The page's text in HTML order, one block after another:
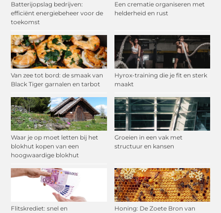
Batterijopslag bedrijven:
efficiënt energiebeheer voor de
toekomst
Een crematie organiseren met
helderheid en rust
Van zee tot bord: de smaak van
Black Tiger garnalen en tarbot
Hyrox-training die je fit en sterk
maakt
Waar je op moet letten bij het
blokhut kopen van een
hoogwaardige blokhut
Groeien in een vak met
structuur en kansen
Flitskrediet: snel en
Honing: De Zoete Bron van